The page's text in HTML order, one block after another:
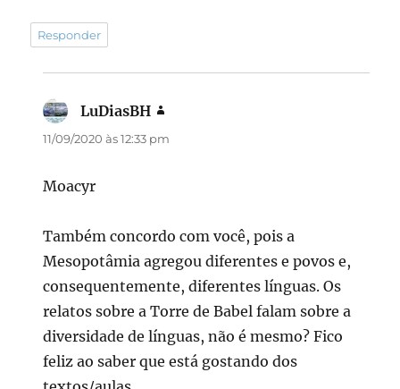
Responder
LuDiasBH
11/09/2020 às 12:33 pm
Moacyr
Também concordo com você, pois a
Mesopotâmia agregou diferentes e povos e,
consequentemente, diferentes línguas. Os
relatos sobre a Torre de Babel falam sobre a
diversidade de línguas, não é mesmo? Fico
feliz ao saber que está gostando dos